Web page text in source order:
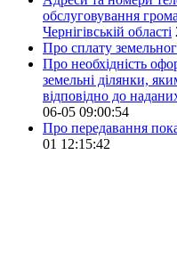
обслуговування
Чернігівській області
Про сплату
Про необхідність
земельні ділянки,
відповідно до
06-05 09:00:54
Про передавання
01 12:15:42